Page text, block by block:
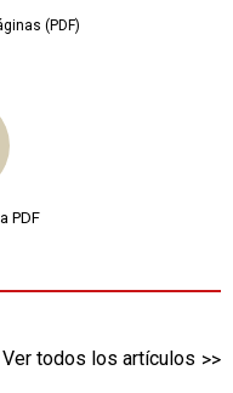
(PDF)
PDF
Ver todos los artículos